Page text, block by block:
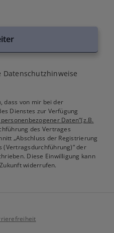
Datenschutzhinweise
dass von mir bei der
Dienstes zur Verfügung
Daten“(z.B.
des Vertrages
„Abschluss der Registrierung
(Vertragsdurchführung)“ der
Diese Einwilligung kann
widerrufen.